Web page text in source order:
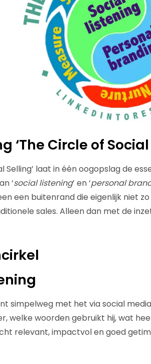
‘The Circle of Social
Selling’ laat in één oogopslag de
‘social listening’ en ‘personal
een buitenrand die eigenlijk niet zo
sales. Alleen dan met de
simpelweg met het via social
welke woorden gebruikt hij, wat
relevant, impactvol en goed